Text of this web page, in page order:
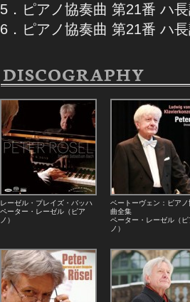
5．ピアノ協奏曲 第21番 ハ
6．ピアノ協奏曲 第21番 ハ
DISCOGRAPHY
レーゼル・プレイズ・バッハ
ペーター・レーゼル（ピア
ノ）
ベートーヴェン：ピアノ
曲全集
ペーター・レーゼル（ピ
ノ）